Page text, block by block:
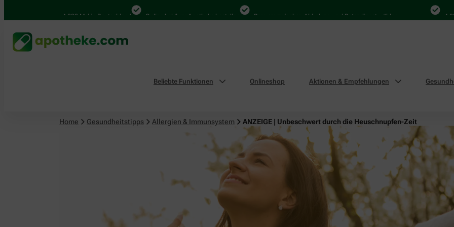
4.000 Mal in Deutschland Online bei Ihrer Apotheke bestellen Bequem zwischen Abholung und Botendienst wählen 4.000 Mal
Beliebte Funktionen Onlineshop Aktionen & Empfehlungen
Home Gesundheitstipps Allergien & Immunsystem ANZEIGE | Unbeschwert durch die Heuschnupfen-Zeit